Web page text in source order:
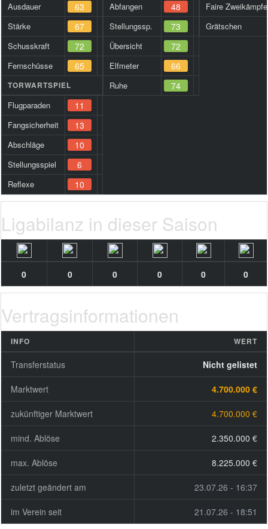
Ausdauer 63
Stärke 67
Schusskraft 72
Fernschüsse 65
TORWARTSPIEL
Flugparaden 11
Fangsicherheit 13
Abschläge 10
Stellungsspiel 6
Reflexe 10
Abfangen 48
Stellungssp. 73
Übersicht 72
Elfmeter 66
Ruhe 74
Faire Zweikämpfe
Grätschen
Ligabilanz in dieser Saison
0 0 0 0 0 0
Vertragsinformationen
INFO WERT
Transferstatus Nicht gelistet
Marktwert 4.700.000 €
zukünftiger Marktwert 4.700.000 €
mind. Ablöse 2.350.000 €
max. Ablöse 8.225.000 €
zuletzt geändert am 23.07.26 - 16:37
im Verein seit 21.07.26 - 18:51